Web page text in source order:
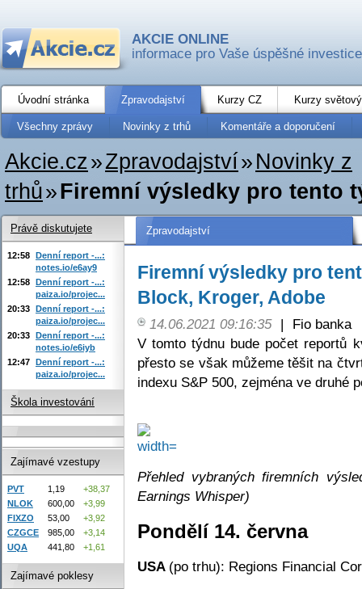
AKCIE ONLINE
informace pro Vaše úspěšné investice
Úvodní stránka Zpravodajství Kurzy CZ Kurzy
Všechny zprávy Novinky z trhů Komentáře a doporučení
Akcie.cz»Zpravodajství» Novinky z
trhů»Firemní výsledky pro tento
Zpravodajství
Firemní výsledky pro
Block, Kroger, Adobe
14.06.2021 09:16:35 |
Fio banka
V tomto týdnu bude počet reportů
přesto se však můžeme těšit na
indexu S&P 500, zejména ve druhé
Přehled vybraných firemních
Earnings Whisper)
Pondělí 14. června
USA (po trhu): Regions Financial
Právě diskutujete
12:58 Denní report -...:
notes.io/e6ay9
12:58 Denní report -...:
paiza.io/projec...
20:33 Denní report -...:
paiza.io/projec...
20:33 Denní report -...:
notes.io/e6iyb
12:47 Denní report -...:
paiza.io/projec...
Škola investování
Zajímavé vzestupy
PVT 1,19
+38,37
NLOK
600,00
+3,99
FIXZO
53,00
+3,92
CZGCE
985,00
+3,14
UQA
441,80 +1,61
Zajímavé poklesy